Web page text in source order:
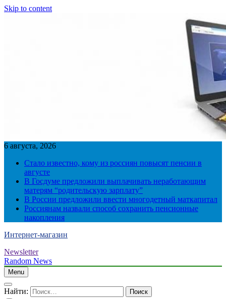
Skip to content
6 августа, 2026
Стало известно, кому из россиян повысят пенсии в
августе
В Госдуме предложили выплачивать неработающим
матерям “родительскую зарплату”
В России предложили ввести многодетный маткапитал
Россиянам назвали способ сохранить пенсионные
накопления
Интернет-магазин
Newsletter
Random News
Menu
Найти: